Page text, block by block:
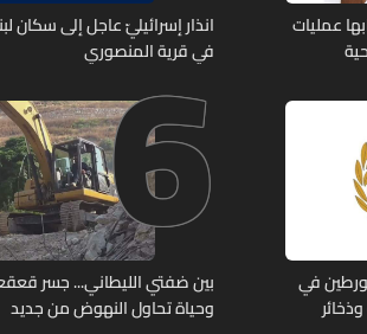
عمليات
انذار إسرائيليّ عاجل إلى سكان
في قرية المنصوري
في
6
بين ضفتي الليطاني... جسر
وحياة تحاول النهوض من جديد